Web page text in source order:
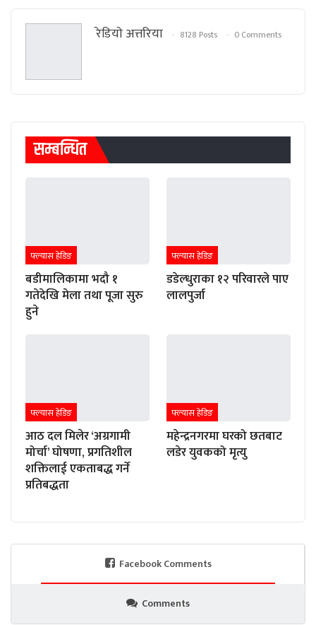
रेडियाे अत्तरिया 8128 Posts 0 Comments
सम्बन्धित
फ्ल्यास हेडिङ
बडीमालिकामा भदौ १
गतेदेखि मेला तथा पूजा सुरु
हुने
फ्ल्यास हेडिङ
डडेल्धुराका १२ परिवारले पाए
लालपुर्जा
फ्ल्यास हेडिङ
आठ दल मिलेर ‘अग्रगामी
मोर्चा’ घोषणा, प्रगतिशील
शक्तिलाई एकताबद्ध गर्ने
प्रतिबद्धता
फ्ल्यास हेडिङ
महेन्द्रनगरमा घरको छतबाट
लडेर युवकको मृत्यु
Facebook Comments
Comments